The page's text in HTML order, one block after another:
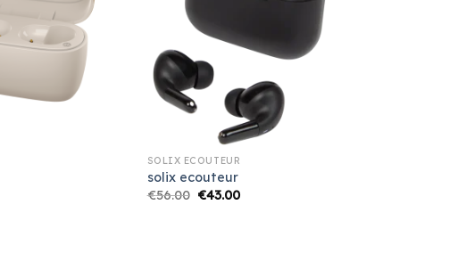
SOLIX ECOUTEUR
solix ecouteur
€56.00 €43.00